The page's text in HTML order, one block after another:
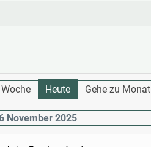
Heute Gehe zu Monat
November 2025